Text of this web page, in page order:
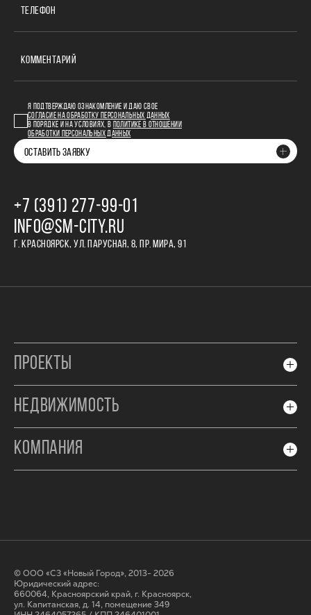
ТЕЛЕФОН
КОММЕНТАРИЙ
Я ПОДТВЕРЖДАЮ ОЗНАКОМЛЕНИЕ И ДАЮ СВОЕ
СОГЛАСИЕ НА ОБРАБОТКУ ПЕРСОНАЛЬНЫХ ДАННЫХ
В ПОРЯДКЕ И НА УСЛОВИЯХ, В
ПОЛИТИКЕ В ОТНОШЕНИИ
ОБРАБОТКИ ПЕРСОНАЛЬНЫХ ДАННЫХ
ОСТАВИТЬ ЗАЯВКУ
+7 (391) 277‒99‒01
INFO@SM-CITY.RU
Г. КРАСНОЯРСК, УЛ. ПАРУСНАЯ, 8, ПР. МИРА, 91
ПРОЕКТЫ
НЕДВИЖИМОСТЬ
КОМПАНИЯ
© ООО «СЗ «Новый Город», 2013- 2026
Юридический адрес:
660064, Красноярский край, г. Красноярск,
ул. Капитанская, д. 14, помещение 349